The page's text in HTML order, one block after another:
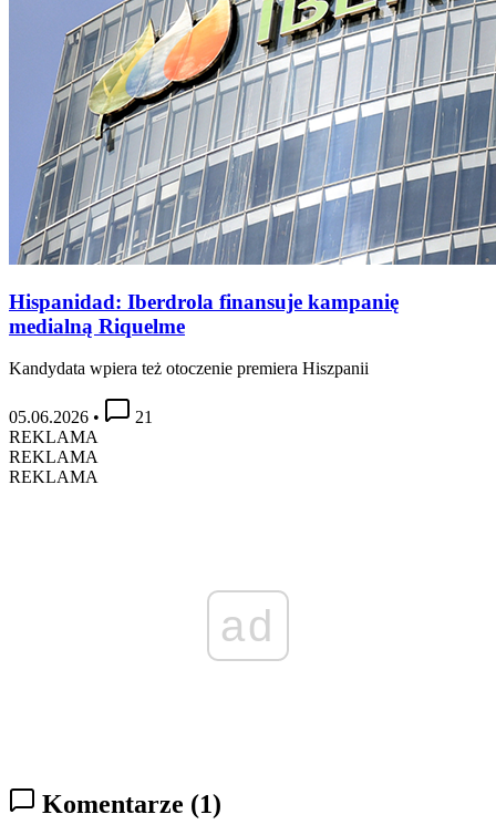
Hispanidad: Iberdrola finansuje kampanię
medialną Riquelme
Kandydata wpiera też otoczenie premiera Hiszpanii
05.06.2026 •
21
REKLAMA
REKLAMA
REKLAMA
ad
Komentarze (1)